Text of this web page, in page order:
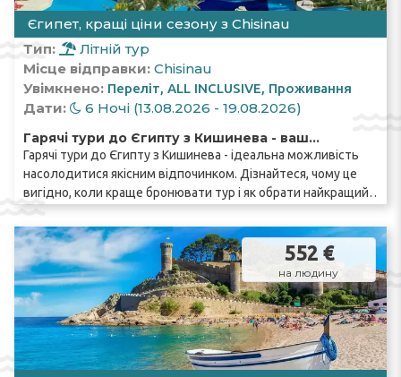
Єгипет, кращі ціни сезону з Chisinau
Тип:
Літній тур
Місце відправки:Chisinau
Увімкнено: Переліт ALL INCLUSIVE Проживання
Дати: 6 Ночі (13.08.2026 - 19.08.2026)
Гарячі тури до Єгипту з Кишинева - ваш
ідеальний вибір!
Гарячі тури до Єгипту з Кишинева - ідеальна можливість
насолодитися якісним відпочинком. Дізнайтеся, чому це
вигідно, коли краще бронювати тур і як обрати найкращий
курорт.
552 €
на людину